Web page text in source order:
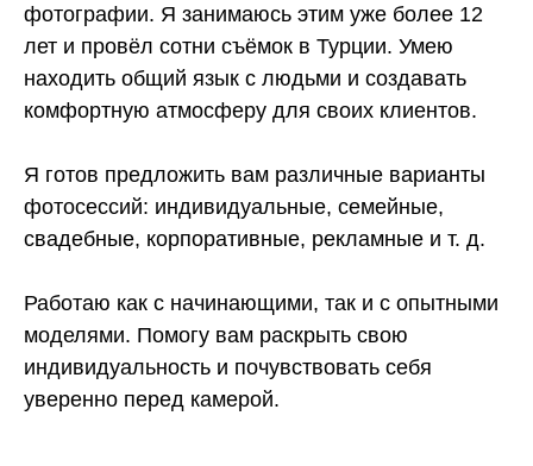
фотографии. Я занимаюсь этим уже более 12
лет и провёл сотни съёмок в Турции. Умею
находить общий язык с людьми и создавать
комфортную атмосферу для своих клиентов.
Я готов предложить вам различные варианты
фотосессий: индивидуальные, семейные,
свадебные, корпоративные, рекламные и т. д.
Работаю как с начинающими, так и с опытными
моделями. Помогу вам раскрыть свою
индивидуальность и почувствовать себя
уверенно перед камерой.